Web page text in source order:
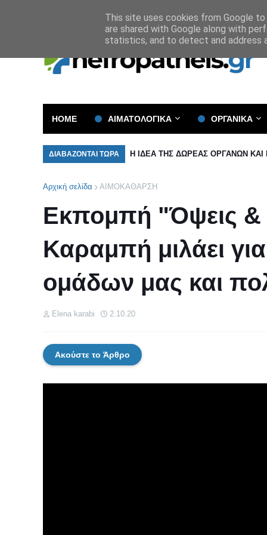
HOME ΑΙΜΑΤΟΛΟΓΙΚΑ ΟΡΓΑΝΙΚΑ
ΔΙΑΒΑΖΟΝΤΑΙ ΤΩΡΑ Η ΙΔΕΑ ΤΗΣ ΔΩΡΕΑΣ ΟΡΓΑΝΩΝ
Αρχική σελίδα ΑΙΜΟΚΑΘΑΡΣΗ
Εκπομπή "Όψεις
Καραμπή μιλάει
ομάδων μας και
Elena karabi 2.10.20
Ακούστε το Άρθρο
This site uses cookies from Google
are shared with Google along with
statistics, and to detect and address